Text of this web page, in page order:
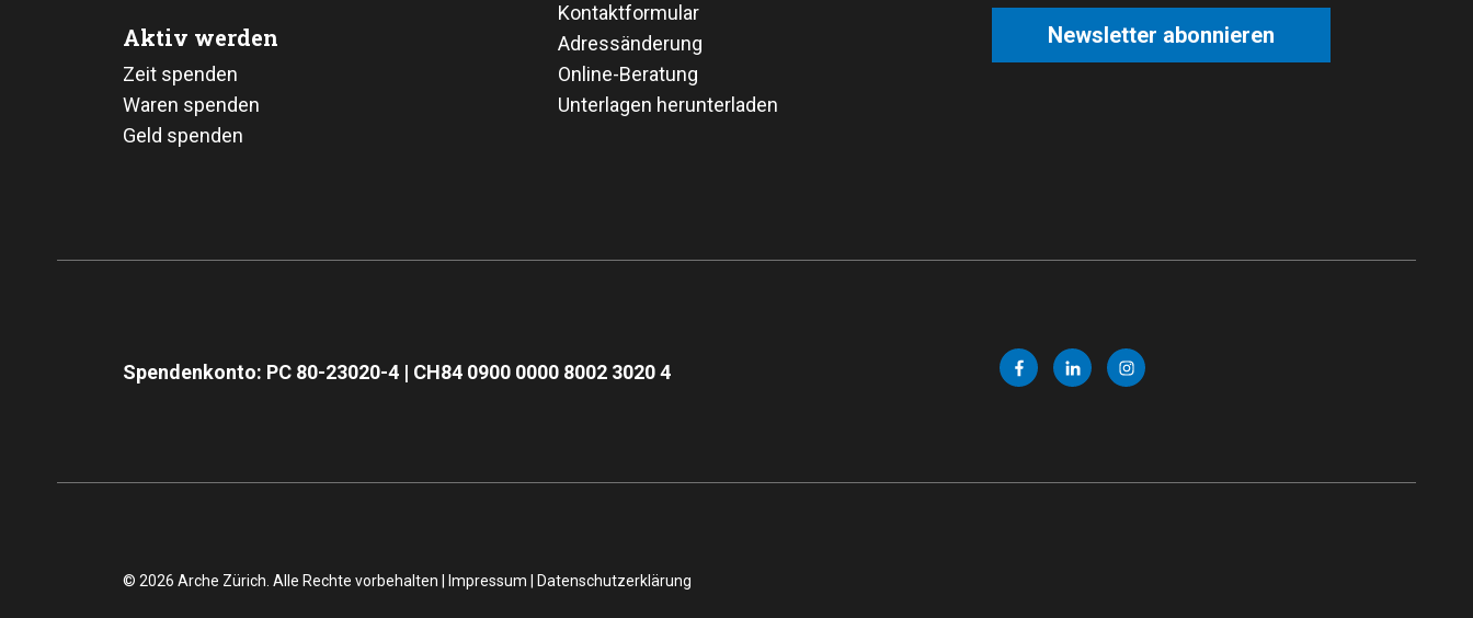
Aktiv werden
Zeit spenden
Waren spenden
Geld spenden
Kontaktformular
Adressänderung
Online-Beratung
Unterlagen herunterladen
Newsletter abonnieren
Spendenkonto: PC 80-23020-4 | CH84 0900 0000 8002 3020 4
© 2026 Arche Zürich. Alle Rechte vorbehalten | Impressum Datenschutzerklärung